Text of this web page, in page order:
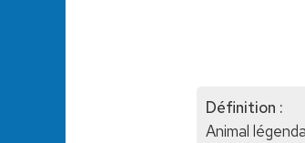
Définition :
Animal